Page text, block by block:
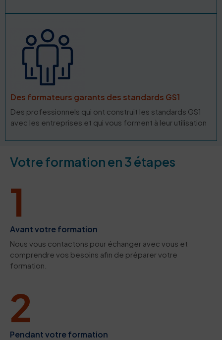
Des formateurs garants des standards GS1
Des professionnels qui ont construit les standards GS1
avec les entreprises et qui vous forment à leur utilisation
Votre formation en 3 étapes
1
Avant votre formation
Nous vous contactons pour échanger avec vous et
comprendre vos besoins afin de préparer votre
formation.
2
Pendant votre formation